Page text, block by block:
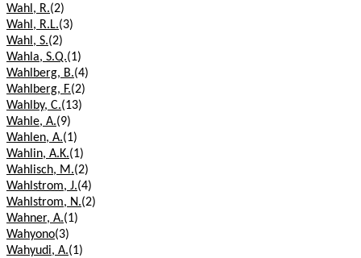
Wahl, R.(2)
Wahl, R.L.(3)
Wahl, S.(2)
Wahla, S.Q.(1)
Wahlberg, B.(4)
Wahlberg, F.(2)
Wahlby, C.(13)
Wahle, A.(9)
Wahlen, A.(1)
Wahlin, A.K.(1)
Wahlisch, M.(2)
Wahlstrom, J.(4)
Wahlstrom, N.(2)
Wahner, A.(1)
Wahyono(3)
Wahyudi, A.(1)